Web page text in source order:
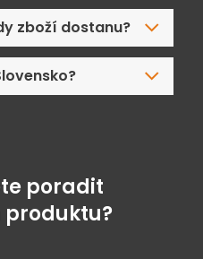
zboží dostanu?
poradit
produktu?